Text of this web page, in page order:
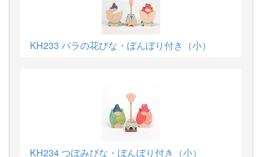
KH233 バラの花びな・ぼんぼり付き（小）
KH234 つぼみびな・ぼんぼり付き（小）